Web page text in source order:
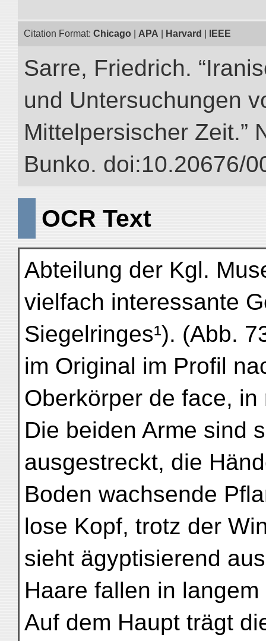
Citation Format: Chicago APA Harvard IEEE
Sarre, Friedrich.
und Untersuchungen
Mittelpersischer Zeit.”
Bunko. doi:10.20676/
OCR Text
Abteilung der Kgl.
vielfach interessante
Siegelringes¹). (Abb.
im Original im Profil
Oberkörper de face,
Die beiden Arme sind
ausgestreckt, die
Boden wachsende
lose Kopf, trotz der
sieht ägyptisierend
Haare fallen in
Auf dem Haupt trägt